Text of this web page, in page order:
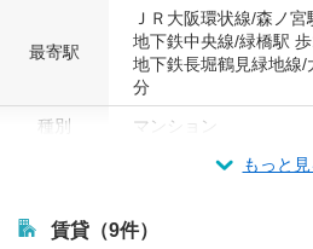
最寄駅
ＪＲ大阪環状線/森ノ
地下鉄中央線/緑橋駅
地下鉄長堀鶴見緑地線
分
種別
マンション
もっと
賃貸（9件）